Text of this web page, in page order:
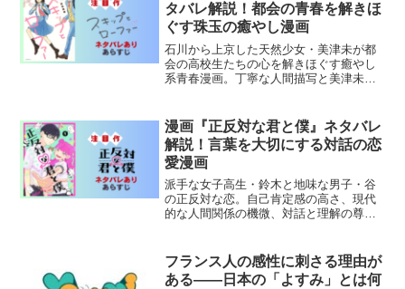
タバレ解説！都会の青春を解きほ
ぐす珠玉の癒やし漫画
石川から上京した天然少女・美津未が都
会の高校生たちの心を解きほぐす癒やし
系青春漫画。丁寧な人間描写と美津未の
漫画『正反対な君と僕』ネタバレ
解説！言葉を大切にする対話の恋
愛漫画
派手な女子高生・鈴木と地味な男子・谷
の正反対な恋。自己肯定感の高さ、現代
的な人間関係の機微、対話と理解の尊さ
フランス人の感性に刺さる理由が
ある——日本の「よすみ」とは何